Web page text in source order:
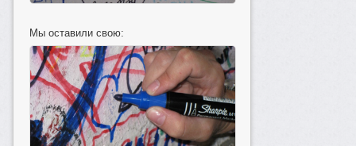
Мы оставили свою: